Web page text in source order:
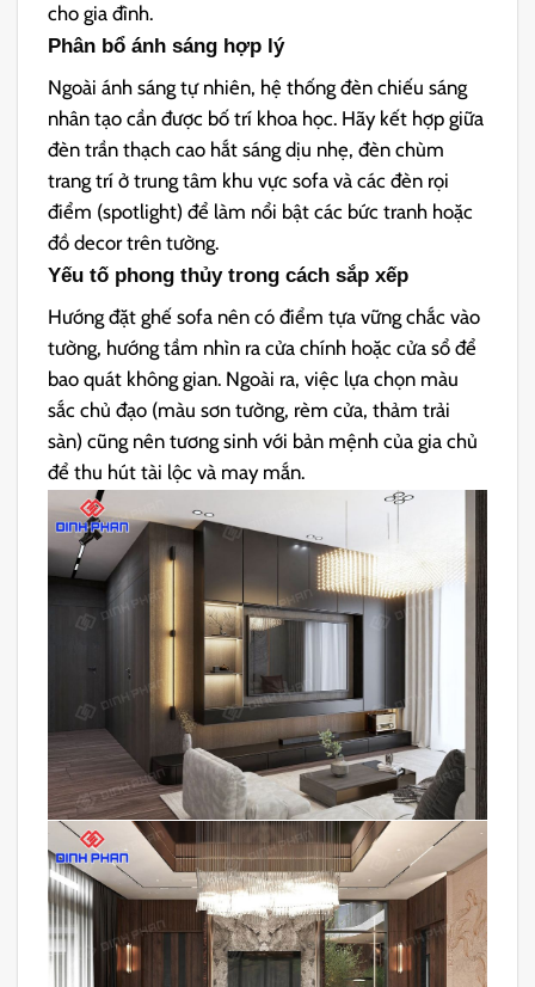
cho gia đình.
Phân bổ ánh sáng hợp lý
Ngoài ánh sáng tự nhiên, hệ thống đèn chiếu sáng
nhân tạo cần được bố trí khoa học. Hãy kết hợp giữa
đèn trần thạch cao hắt sáng dịu nhẹ, đèn chùm
trang trí ở trung tâm khu vực sofa và các đèn rọi
điểm (spotlight) để làm nổi bật các bức tranh hoặc
đồ decor trên tường.
Yếu tố phong thủy trong cách sắp xếp
Hướng đặt ghế sofa nên có điểm tựa vững chắc vào
tường, hướng tầm nhìn ra cửa chính hoặc cửa sổ để
bao quát không gian. Ngoài ra, việc lựa chọn màu
sắc chủ đạo (màu sơn tường, rèm cửa, thảm trải
sàn) cũng nên tương sinh với bản mệnh của gia chủ
để thu hút tài lộc và may mắn.